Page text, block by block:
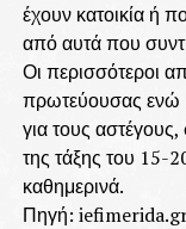
έχουν κατοικία ή
από αυτά που
Οι περισσότεροι
πρωτεύουσας ενώ
για τους
της τάξης του 15-
καθημερινά.
Πηγή: